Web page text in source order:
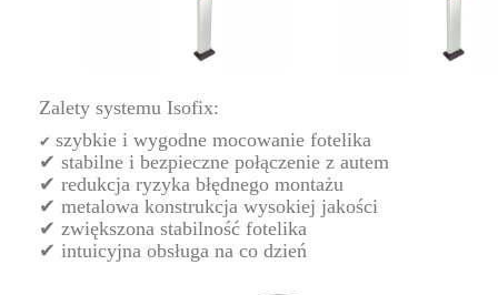
Zalety systemu Isofix:
✔ szybkie i wygodne mocowanie fotelika
✔ stabilne i bezpieczne połączenie z autem
✔ redukcja ryzyka błędnego montażu
✔ metalowa konstrukcja wysokiej jakości
✔ zwiększona stabilność fotelika
✔ intuicyjna obsługa na co dzień